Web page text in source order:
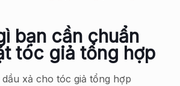
bạn cần chuẩn
tóc giả tổng hợp
dầu xả cho tóc giả tổng hợp